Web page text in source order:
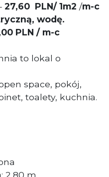
27,60 PLN/ 1m2 /m-c
wodę.
PLN / m-c
to lokal o
space, pokój,
toalety, kuchnia.
2,80 m